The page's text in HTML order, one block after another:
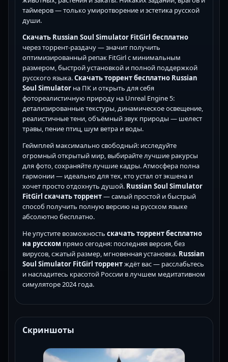
таймеров — только умиротворение и эстетика русской
души.
Скачать Russian Soul Simulator FitGirl бесплатно
через торрент-раздачу — значит получить
оптимизированный репак FitGirl с минимальным
размером, быстрой установкой и полной поддержкой
русского языка.Скачать торрент бесплатно Russian
Soul Simulator на ПК и открыть для себя
фотореалистичную природу на Unreal Engine 5:
детализированные текстуры, динамическое освещение,
реалистичные тени, объёмный звук природы — шелест
травы, пение птиц, шум ветра и воды.
Геймплей максимально свободный: исследуйте
огромный открытый мир, выбирайте лучшие ракурсы
для фото, сохраняйте лучшие кадры. Атмосфера полна
гармонии — идеально для тех, кто устал от экшена и
хочет просто отдохнуть душой. Russian Soul Simulator
FitGirl скачать торрент— самый простой и быстрый
способ получить полную версию на русском языке
абсолютно бесплатно.
Не упустите возможность скачать торрент бесплатно
на русском прямо сегодня: последняя версия, без
вирусов, сжатый размер, мгновенная установка. Russian
Soul Simulator FitGirl торрентждёт вас — расслабьтесь
и насладитесь красотой России в лучшем медитативном
симуляторе 2024 года.
Скриншоты